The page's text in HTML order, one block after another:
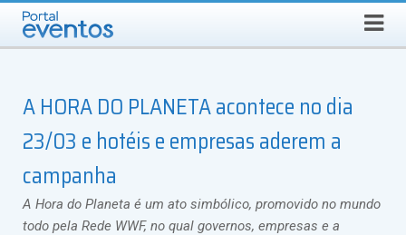
SEXTA-FEIRA, 7 DE AGOSTO DE 2026 Busca
A HORA DO PLANETA acontece no dia
23/03 e hotéis e empresas aderem a
campanha
A Hora do Planeta é um ato simbólico, promovido no mundo
todo pela Rede WWF, no qual governos, empresas e a